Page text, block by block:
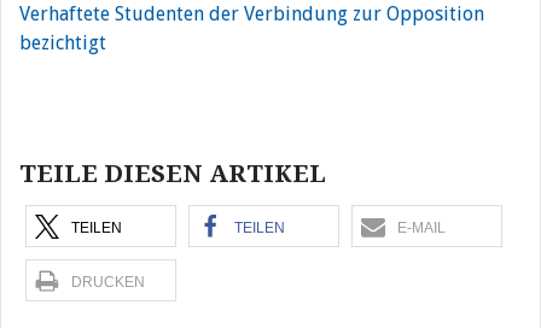
Verhaftete Studenten der Verbindung zur Opposition
bezichtigt
TEILE DIESEN ARTIKEL
TEILEN TEILEN E-MAIL
DRUCKEN